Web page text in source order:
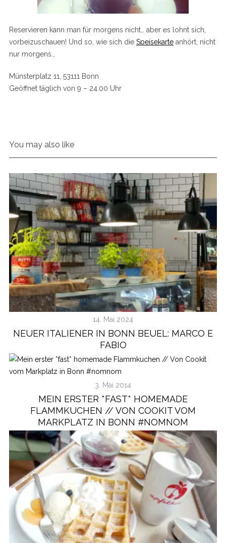
Reservieren kann man für morgens nicht… aber es lohnt sich,
vorbeizuschauen! Und so, wie sich die Speisekarteanhört, nicht
nur morgens…
Münsterplatz 11, 53111 Bonn
Geöffnet täglich von 9 – 24.00 Uhr
You may also like
14. Mai 2024
NEUER ITALIENER IN BONN BEUEL: MARCO E
FABIO
3. Mai 2014
MEIN ERSTER *FAST* HOMEMADE
FLAMMKUCHEN // VON COOKIT VOM
MARKPLATZ IN BONN #NOMNOM